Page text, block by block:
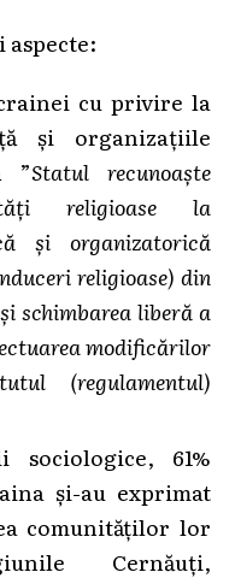
aspecte:
cu privire la
și organizațiile
”Statul recunoaște
religioase la
și organizatorică
religioase) din
schimbarea liberă a
modificărilor
(regulamentul)
61%
și-au exprimat
comunităților lor
Cernăuți,